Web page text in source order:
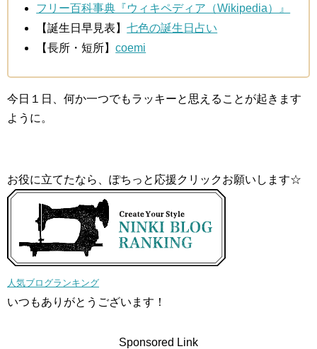
フリー百科事典『ウィキペディア（Wikipedia）』
【誕生日早見表】七色の誕生日占い
【長所・短所】coemi
今日１日、何か一つでもラッキーと思えることが起きます
ように。
お役に立てたなら、ぽちっと応援クリックお願いします☆
人気ブログランキング
いつもありがとうございます！
Sponsored Link